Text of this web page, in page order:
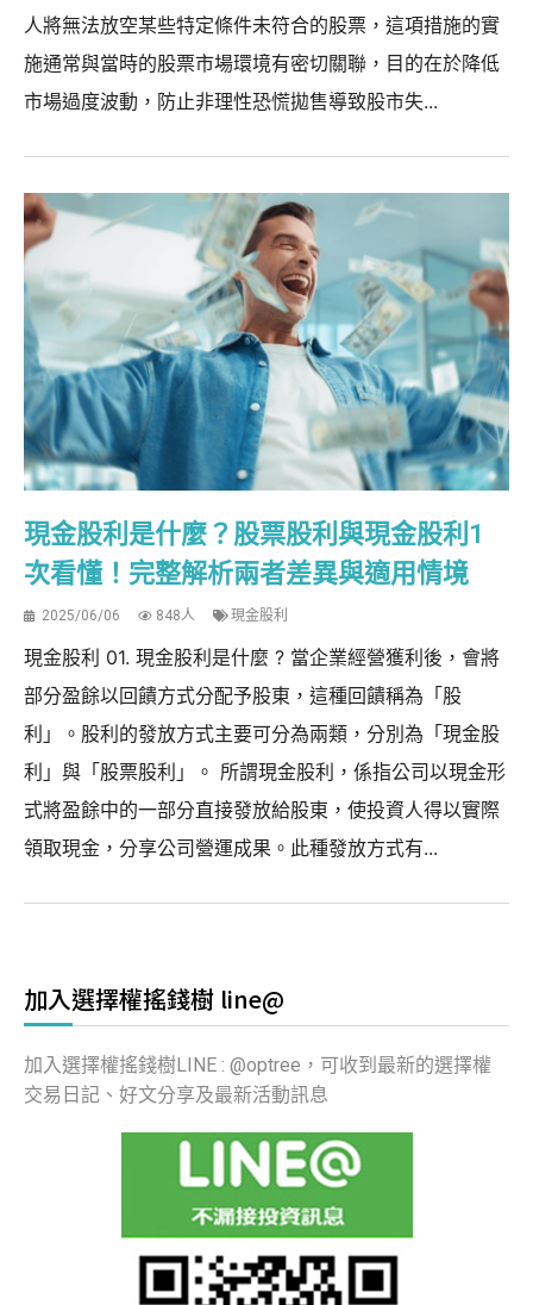
人將無法放空某些特定條件未符合的股票，這項措施的實
施通常與當時的股票市場環境有密切關聯，目的在於降低
市場過度波動，防止非理性恐慌拋售導致股市失...
現金股利是什麼？股票股利與現金股利1
次看懂！完整解析兩者差異與適用情境
2025/06/06 848人 現金股利
現金股利 01. 現金股利是什麼 ? 當企業經營獲利後，會將
部分盈餘以回饋方式分配予股東，這種回饋稱為「股
利」。股利的發放方式主要可分為兩類，分別為「現金股
利」與「股票股利」。 所謂現金股利，係指公司以現金形
式將盈餘中的一部分直接發放給股東，使投資人得以實際
領取現金，分享公司營運成果。此種發放方式有...
加入選擇權搖錢樹 line@
加入選擇權搖錢樹LINE : @optree，可收到最新的選擇權
交易日記、好文分享及最新活動訊息